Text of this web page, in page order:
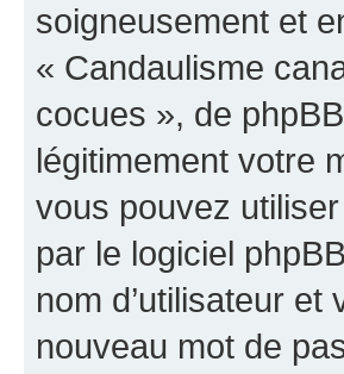
soigneusement et
« Candaulisme
cocues », de
légitimement votre
vous pouvez
par le logiciel
nom d’utilisateur
nouveau mot de